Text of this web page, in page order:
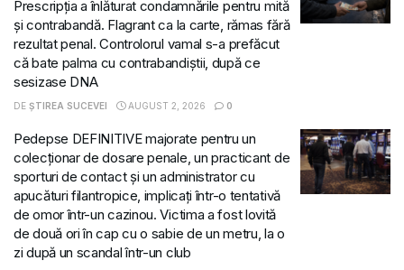
Prescripția a înlăturat condamnările pentru mită
și contrabandă. Flagrant ca la carte, rămas fără
rezultat penal. Controlorul vamal s-a prefăcut
că bate palma cu contrabandiștii, după ce
sesizase DNA
DE ȘTIREA SUCEVEI AUGUST 2, 2026 0
Pedepse DEFINITIVE majorate pentru un
colecționar de dosare penale, un practicant de
sporturi de contact și un administrator cu
apucături filantropice, implicați într-o tentativă
de omor într-un cazinou. Victima a fost lovită
de două ori în cap cu o sabie de un metru, la o
zi după un scandal într-un club